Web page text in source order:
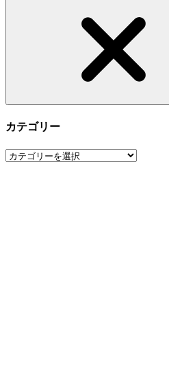
カテゴリー
カ